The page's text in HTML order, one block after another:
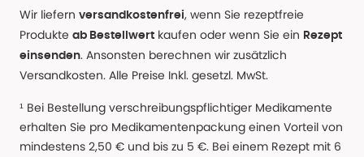
Wir liefern versandkostenfrei, wenn Sie rezeptfreie
Produkte ab Bestellwert kaufen oder wenn Sie ein Rezept
einsenden. Ansonsten berechnen wir zusätzlich
Versandkosten. Alle Preise Inkl. gesetzl. MwSt.
¹ Bei Bestellung verschreibungspflichtiger Medikamente
erhalten Sie pro Medikamentenpackung einen Vorteil von
mindestens 2,50 € und bis zu 5 €. Bei einem Rezept mit 6